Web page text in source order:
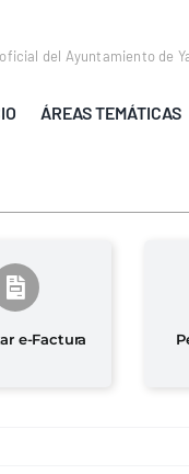
del Ayuntamiento de
ÁREAS TEMÁTICAS
e-Factura